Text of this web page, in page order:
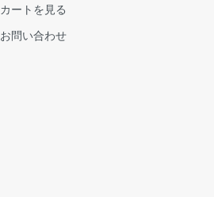
カートを見る
お問い合わせ